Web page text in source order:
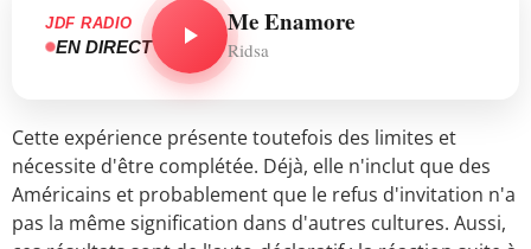
JDF RADIO
EN DIRECT
Me Enamore
Ridsa
Cette expérience présente toutefois des limites et
nécessite d'être complétée. Déjà, elle n'inclut que des
Américains et probablement que le refus d'invitation n'a
pas la même signification dans d'autres cultures. Aussi,